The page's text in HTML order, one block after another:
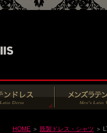
HOME ＞ 既製ドレス・シャツ ＞